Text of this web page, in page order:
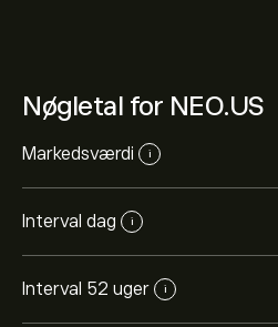
Nøgletal for NEO.US
Markedsværdi i
Interval dag i
Interval 52 uger i